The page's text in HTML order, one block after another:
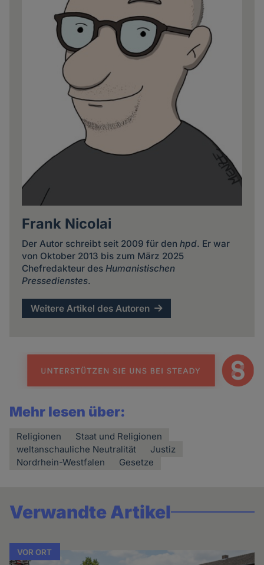
Frank Nicolai
Der Autor schreibt seit 2009 für den hpd. Er war
von Oktober 2013 bis zum März 2025
Chefredakteur des Humanistischen
Pressedienstes.
Weitere Artikel des Autoren
Mehr lesen über:
Religionen
Staat und Religionen
weltanschauliche Neutralität
Justiz
Nordrhein-Westfalen
Gesetze
Verwandte Artikel
VOR ORT